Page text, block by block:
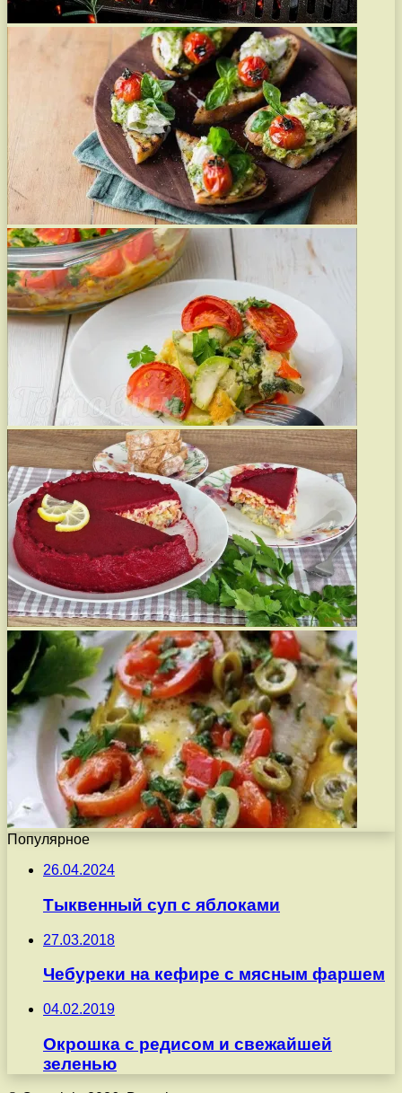
Популярное
26.04.2024
Тыквенный суп с яблоками
27.03.2018
Чебуреки на кефире с мясным фаршем
04.02.2019
Окрошка с редисом и свежайшей
зеленью